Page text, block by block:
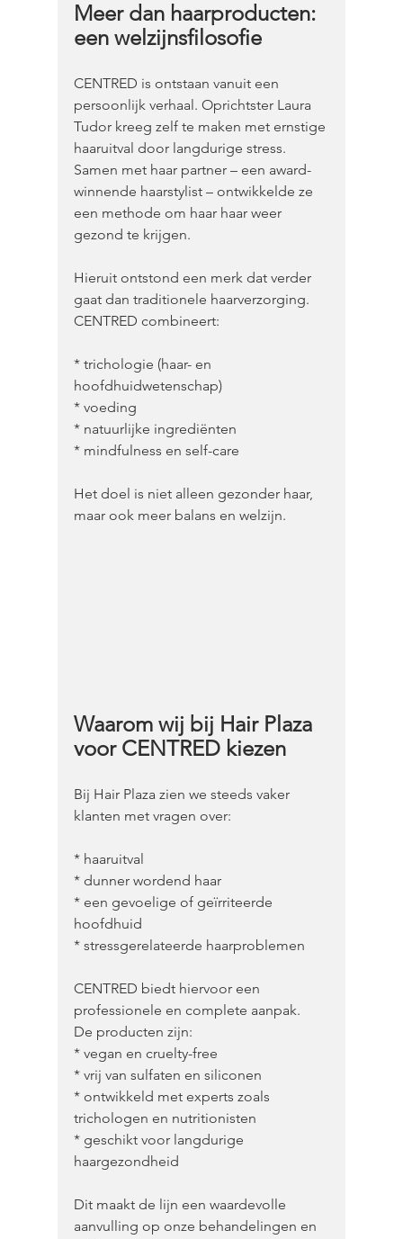
Meer dan haarproducten:
een welzijnsfilosofie
CENTRED is ontstaan vanuit een
persoonlijk verhaal. Oprichtster Laura
Tudor kreeg zelf te maken met ernstige
haaruitval door langdurige stress.
Samen met haar partner – een award-
winnende haarstylist – ontwikkelde ze
een methode om haar haar weer
gezond te krijgen.
Hieruit ontstond een merk dat verder
gaat dan traditionele haarverzorging.
CENTRED combineert:
* trichologie (haar- en
hoofdhuidwetenschap)
* voeding
* natuurlijke ingrediënten
* mindfulness en self-care
Het doel is niet alleen gezonder haar,
maar ook meer balans en welzijn.
Waarom wij bij Hair Plaza
voor CENTRED kiezen
Bij Hair Plaza zien we steeds vaker
klanten met vragen over:
* haaruitval
* dunner wordend haar
* een gevoelige of geïrriteerde
hoofdhuid
* stressgerelateerde haarproblemen
CENTRED biedt hiervoor een
professionele en complete aanpak.
De producten zijn:
* vegan en cruelty-free
* vrij van sulfaten en siliconen
* ontwikkeld met experts zoals
trichologen en nutritionisten
* geschikt voor langdurige
haargezondheid
Dit maakt de lijn een waardevolle
aanvulling op onze behandelingen en